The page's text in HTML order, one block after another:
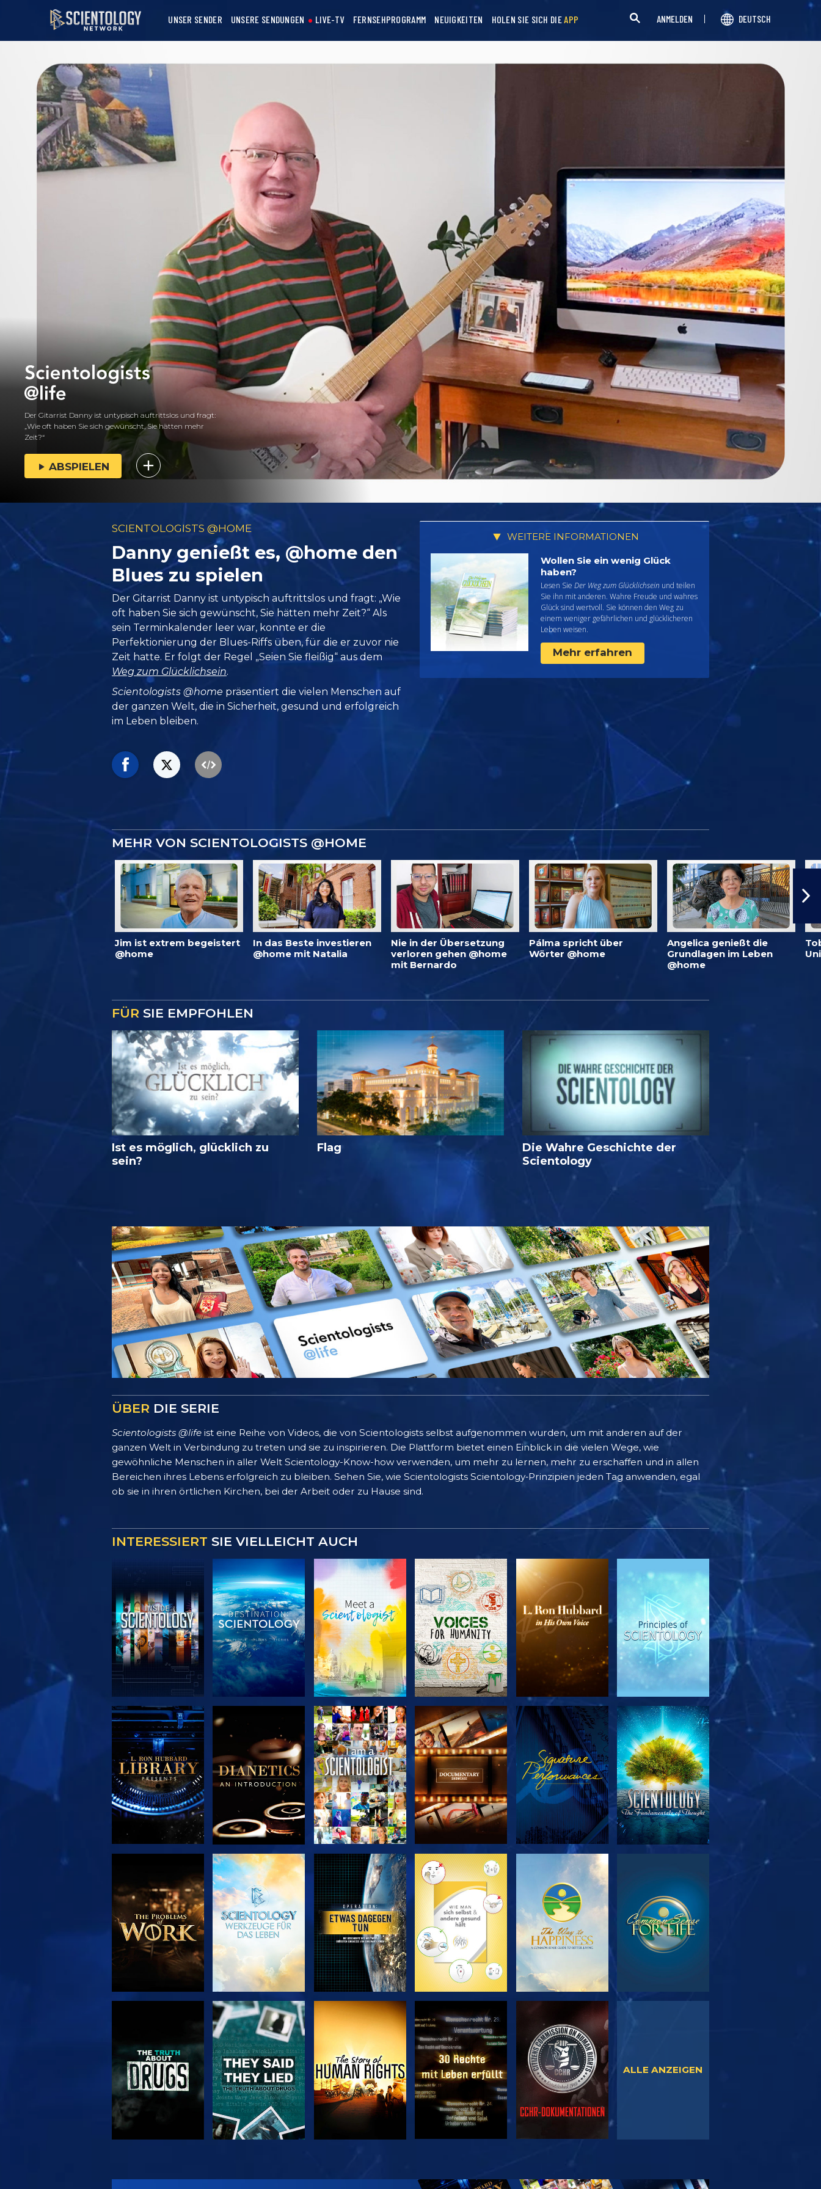
UNSER SENDER UNSERE SENDUNGEN LIVE-TV FERNSEHPROGRAMM NEUIGKEITEN HOLEN SIE SICH DIEAPP ANMELDEN DEUTSCH
Der Gitarrist Danny ist untypisch auftrittslos und fragt:
„Wie oft haben Sie sich gewünscht, Sie hätten mehr
Zeit?“
ABSPIELEN
SCIENTOLOGISTS @HOME
Danny genießt es, @home den
Blues zu spielen
Der Gitarrist Danny ist untypisch auftrittslos und fragt: „Wie
oft haben Sie sich gewünscht, Sie hätten mehr Zeit?“ Als
sein Terminkalender leer war, konnte er die
Perfektionierung der Blues-Riffs üben, für die er zuvor nie
Zeit hatte. Er folgt der Regel „Seien Sie fleißig“ aus dem
Weg zum Glücklichsein.
Scientologists @home präsentiert die vielen Menschen auf
der ganzen Welt, die in Sicherheit, gesund und erfolgreich
im Leben bleiben.
WEITERE INFORMATIONEN
Wollen Sie ein wenig Glück
haben?
Lesen Sie Der Weg zum Glücklichsein und teilen
Sie ihn mit anderen. Wahre Freude und wahres
Glück sind wertvoll. Sie können den Weg zu
einem weniger gefährlichen und glücklicheren
Leben weisen.
Mehr erfahren
MEHR VON SCIENTOLOGISTS @HOME
Jim ist extrem begeistert
@home
In das Beste investieren
@home mit Natalia
Nie in der Übersetzung
verloren gehen @home
mit Bernardo
Pálma spricht über
Wörter @home
Angelica genießt die
Grundlagen im Leben
@home
FÜR SIE EMPFOHLEN
Ist es möglich, glücklich zu
sein?
Flag
Die Wahre Geschichte der
Scientology
ÜBER DIE SERIE
Scientologists @life ist eine Reihe von Videos, die von Scientologists selbst aufgenommen wurden, um mit anderen auf der
ganzen Welt in Verbindung zu treten und sie zu inspirieren. Die Plattform bietet einen Einblick in die vielen Wege, wie
gewöhnliche Menschen in aller Welt Scientology-Know-how verwenden, um mehr zu lernen, mehr zu erschaffen und in allen
Bereichen ihres Lebens erfolgreich zu bleiben. Sehen Sie, wie Scientologists Scientology‑Prinzipien jeden Tag anwenden, egal
ob sie in ihren örtlichen Kirchen, bei der Arbeit oder zu Hause sind.
INTERESSIERT SIE VIELLEICHT AUCH
SERIE
ENTDECKEN
SERIE
ENTDECKEN
SERIE
ENTDECKEN
SERIE
ENTDECKEN
SERIE
ENTDECKEN
ANSEHEN
SERIE
ENTDECKEN
ANSEHEN
SERIE
ENTDECKEN
SERIE
ENTDECKEN
SERIE
ENTDECKEN
ANSEHEN ANSEHEN ANSEHEN ANSEHEN
ANSEHEN SERIE
ALLE ANZEIGEN